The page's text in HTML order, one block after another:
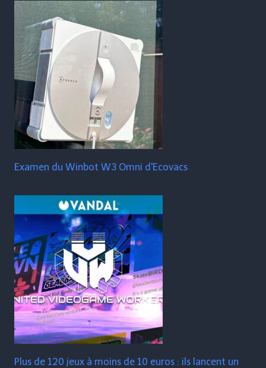
Examen du Winbot W3 Omni d'Ecovacs
Plus de 120 jeux à moins de 10 euros : ils lancent un